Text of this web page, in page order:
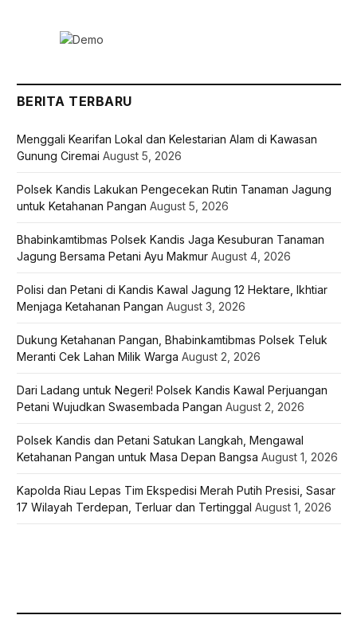
BERITA TERBARU
Menggali Kearifan Lokal dan Kelestarian Alam di Kawasan
Gunung Ciremai August 5, 2026
Polsek Kandis Lakukan Pengecekan Rutin Tanaman Jagung
untuk Ketahanan Pangan August 5, 2026
Bhabinkamtibmas Polsek Kandis Jaga Kesuburan Tanaman
Jagung Bersama Petani Ayu Makmur August 4, 2026
Polisi dan Petani di Kandis Kawal Jagung 12 Hektare, Ikhtiar
Menjaga Ketahanan Pangan August 3, 2026
Dukung Ketahanan Pangan, Bhabinkamtibmas Polsek Teluk
Meranti Cek Lahan Milik Warga August 2, 2026
Dari Ladang untuk Negeri! Polsek Kandis Kawal Perjuangan
Petani Wujudkan Swasembada Pangan August 2, 2026
Polsek Kandis dan Petani Satukan Langkah, Mengawal
Ketahanan Pangan untuk Masa Depan Bangsa August 1, 2026
Kapolda Riau Lepas Tim Ekspedisi Merah Putih Presisi, Sasar
17 Wilayah Terdepan, Terluar dan Tertinggal August 1, 2026